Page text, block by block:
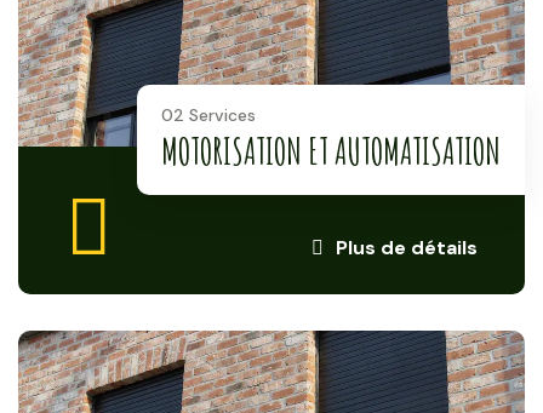
Plus de détails
02 Services
MOTORISATION ET AUTOMATISATION